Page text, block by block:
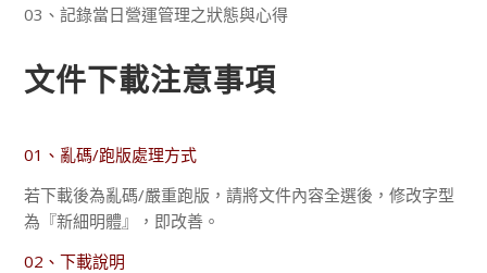
03、記錄當日營運管理之狀態與心得
文件下載注意事項
01、亂碼/跑版處理方式
若下載後為亂碼/嚴重跑版，請將文件內容全選後，修改字型
為『新細明體』，即改善。
02、下載說明